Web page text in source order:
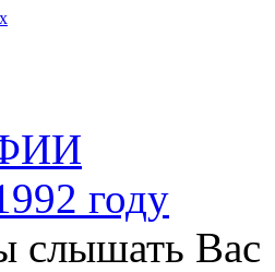
году
слышать Вас